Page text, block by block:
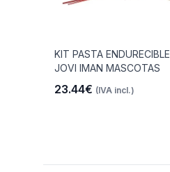
KIT PASTA ENDURECIBLE
JOVI IMAN MASCOTAS
23.44€ (IVA incl.)